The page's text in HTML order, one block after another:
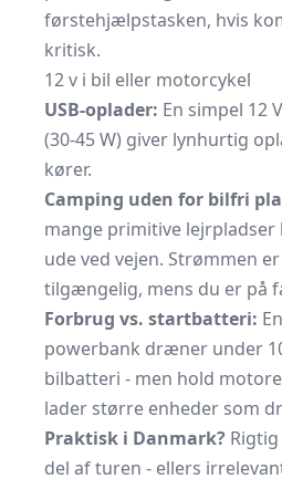
førstehjælpstasken, hvis
kritisk.
12 v i bil eller motorcykel
USB-oplader: En simpel 12
(30-45 W) giver lynhurtig
kører.
Camping uden for bilfri
mange primitive
ude ved vejen. Strømmen
tilgængelig, mens du er på
Forbrug vs. startbatteri:
powerbank dræner under
bilbatteri - men hold
lader større enheder som
Praktisk i Danmark?
del af turen - ellers